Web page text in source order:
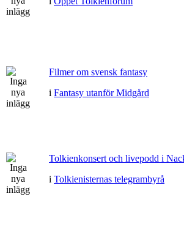
Filmer om svensk fantasy
i Fantasy utanför Midgård
Tolkienkonsert och livepodd i
i Tolkienisternas telegrambyrå